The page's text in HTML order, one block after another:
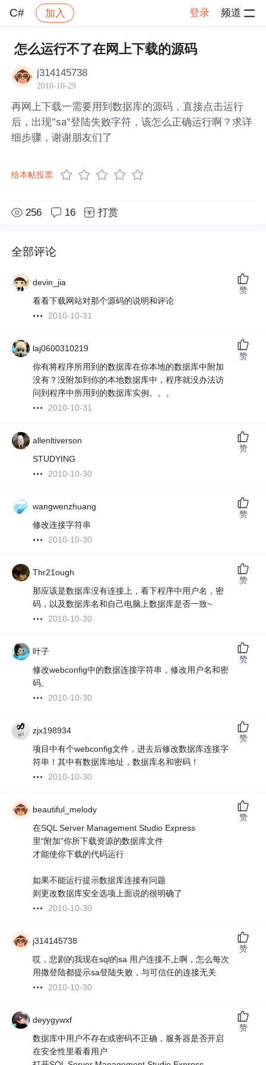
C# 加入 登录 频道
社区 C# 帖子详情
怎么运行不了在网上下载的源码
j314145738
2010-10-29
再网上下载一需要用到数据库的源码，直接点击运行
后，出现"sa"登陆失败字符，该怎么正确运行啊？求详
细步骤，谢谢朋友们了
给本帖投票
256 16 打赏
全部评论
devin_jia
看看下载网站对那个源码的说明和评论
2010-10-31
赞
laj0600310219
你有将程序所用到的数据库在你本地的数据库中附加
没有？没附加到你的本地数据库中，程序就没办法访
问到程序中所用到的数据库实例。。。
2010-10-31
赞
allenltiverson
STUDYING
2010-10-30
赞
wangwenzhuang
修改连接字符串
2010-10-30
赞
Thr21ough
那应该是数据库没有连接上，看下程序中用户名，密
码，以及数据库名和自己电脑上数据库是否一致~
2010-10-30
赞
叶子
修改webconfig中的数据连接字符串，修改用户名和密
码。
2010-10-30
赞
zjx198934
项目中有个webconfig文件，进去后修改数据库连接字
符串！其中有数据库地址，数据库名和密码！
2010-10-30
赞
beautiful_melody
在SQL Server Management Studio Express
里“附加”你所下载资源的数据库文件
才能使你下载的代码运行
如果不能运行提示数据库连接有问题
则更改数据库安全选项上面说的很明确了
2010-10-30
赞
j314145738
哎，悲剧的我现在sql的sa 用户连接不上啊，怎么每次
用撒登陆都提示sa登陆失败，与可信任的连接无关
2010-10-30
赞
deyygywxf
数据库中用户不存在或密码不正确，服务器是否开启
在安全性里看看用户
赞